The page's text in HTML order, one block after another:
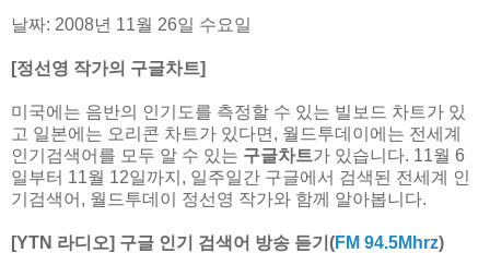
날짜: 2008년 11월 26일 수요일
[정선영 작가의 구글차트]
미국에는 음반의 인기도를 측정할 수 있는 빌보드 차트가 있
고 일본에는 오리콘 차트가 있다면, 월드투데이에는 전세계
인기검색어를 모두 알 수 있는 구글차트가 있습니다. 11월 6
일부터 11월 12일까지, 일주일간 구글에서 검색된 전세계 인
기검색어, 월드투데이 정선영 작가와 함께 알아봅니다.
[YTN 라디오] 구글 인기 검색어 방송 듣기(FM 94.5Mhrz)